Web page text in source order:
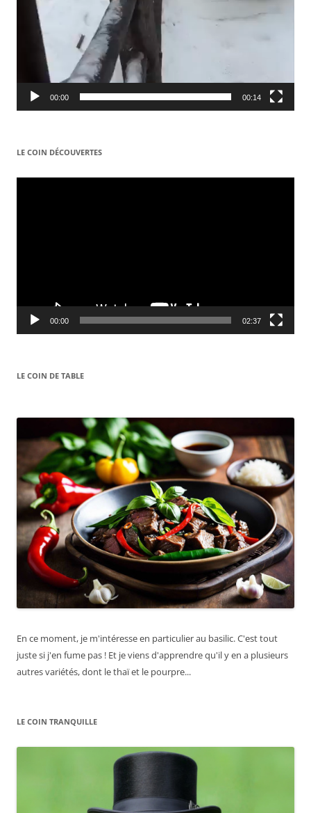
00:00 00:14
LE COIN DÉCOUVERTES
Video
00:00 02:37
LE COIN DE TABLE
En ce moment, je m'intéresse en particulier au basilic. C'est tout
juste si j'en fume pas ! Et je viens d'apprendre qu'il y en a plusieurs
autres variétés, dont le thaï et le pourpre...
LE COIN TRANQUILLE